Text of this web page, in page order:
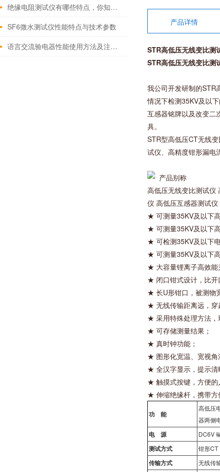
绝缘电阻测试仪有哪些特点，你知道嘛？
SF6微水测试仪性能特点与技术参数
语言交流验电器性能使用方法及注意事项
产品详情
STR高低压无线变比测
STR高低压无线变比测
我公司开发研制的STR
情况下检测35KV及以
互感器铭牌以及改变二
具。
STR型高低压CT无线
试仪、高精度钳形漏电
产品别称
高低压无线变比测试仪
仪 高低压互感器测试
★ 可测量35KV及以下
★ 可测量35KV及以下
★ 可检测35KV及以下
★ 可测量35KV及以下
★ 大容量锂离子高效能
★ 闭口钳式设计，比开
★ 长U形钳口，被测物
★ 无线传输距离远，穿
★ 采用特殊处理方法，
★ 可存储测量结果；
★ 真时钟功能；
★ 图形化宽温、宽视角
★ 全汉字显示，提示清
★ 触摸式按键，方便的
★ 伸缩绝缘杆，携带方
功 能
高低压
器两侧
电 源 DC6V
测试方式 钳形CT
传输方式 无线传